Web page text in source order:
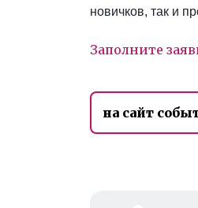
новичков, так и
Заполните
на сайт